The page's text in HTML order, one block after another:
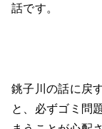
話です。
銚子川の話に戻
と、必ずゴミ問